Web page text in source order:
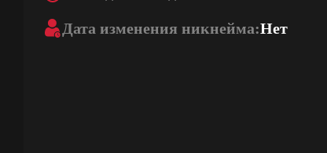
Дата изменения никнейма:Нет